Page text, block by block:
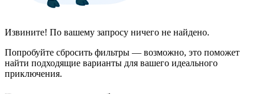
Извините! По вашему запросу ничего не найдено.
Попробуйте сбросить фильтры — возможно, это поможет
найти подходящие варианты для вашего идеального
приключения.